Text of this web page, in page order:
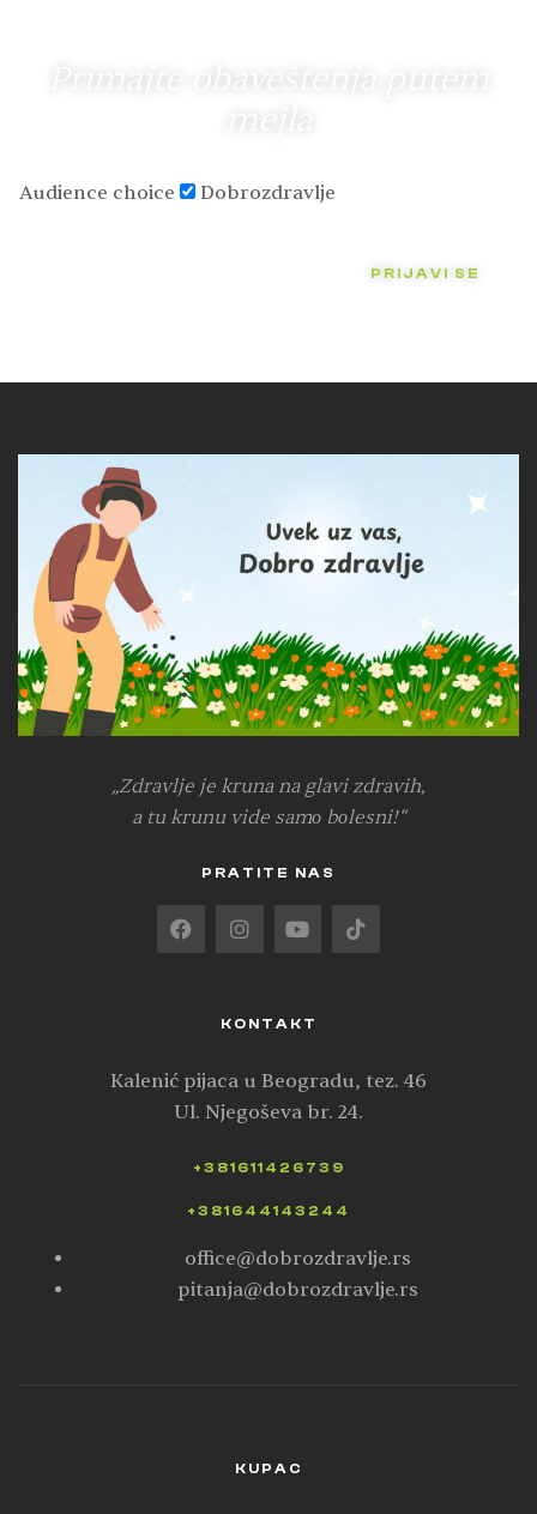
Audience choice Dobrozdravlje
PRIJAVI SE
„Zdravlje je kruna na glavi zdravih,
a tu krunu vide samо bоlesni!“
PRATITE NAS
KUPAC
KONTAKT
Kalenić pijaca u Beogradu, tez. 46
Ul. Njegoševa br. 24.
+381611426739
+381644143244
office@dobrozdravlje.rs
pitanja@dobrozdravlje.rs